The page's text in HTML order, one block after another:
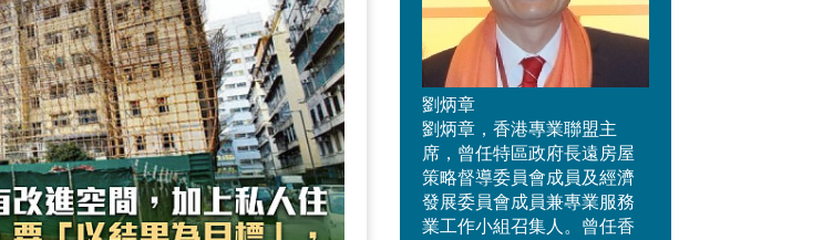
劉炳章
劉炳章，香港專業聯盟主
席，曾任特區政府長遠房屋
策略督導委員會成員及經濟
發展委員會成員兼專業服務
業工作小組召集人。曾任香